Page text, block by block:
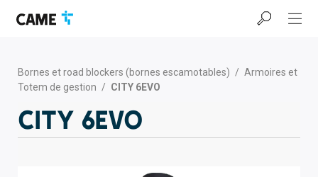
navigation
page
Bornes et road blockers (bornes escamotables) / Armoires et
Totem de gestion / CITY 6EVO
CITY 6EVO